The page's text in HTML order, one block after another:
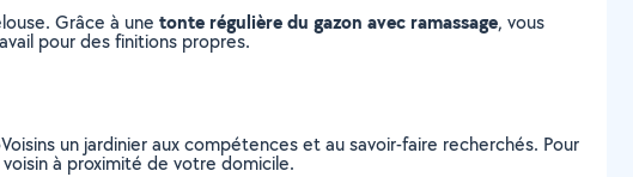
Grâce à une tonte régulière du gazon avec ramassage, vous
pour des finitions propres.
un jardinier aux compétences et au savoir-faire recherchés. Pour
à proximité de votre domicile.